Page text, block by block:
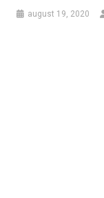
august 19, 2020